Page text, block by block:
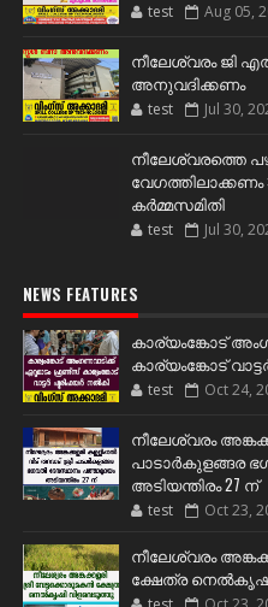
test Aug 05,
നീലേശ്വരം ജി
അനുവദിക്കണം
test Jul 30,
നീലേശ്വരത്തെ
കർമ്മസമിതി
test Jul 30,
NEWS FEATURES
കാര്യംങ്കോട്
കാര്യംങ്കോട്
test Oct 24,
നീലേശ്വരം
പാടാർകുളങ്ങര
അടിയന്തിരം 27 ന്
test Oct 23,
നീലേശ്വരം
ക്ഷേത്ര